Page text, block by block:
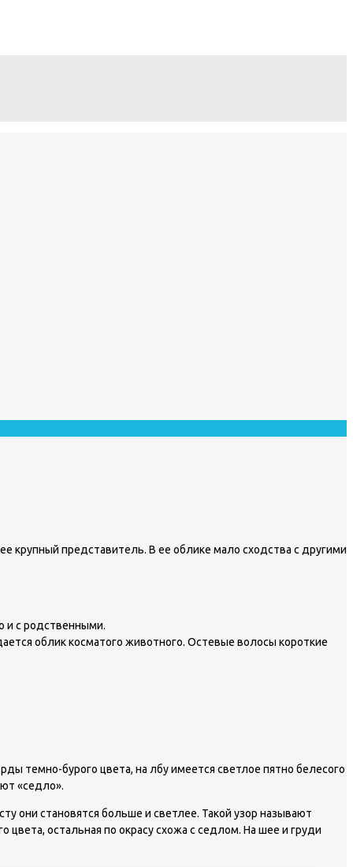
крупный представитель. В ее облике мало сходства с другими
и с родственными.
облик косматого животного. Остевые волосы короткие
темно-бурого цвета, на лбу имеется светлое пятно белесого
«седло».
они становятся больше и светлее. Такой узор называют
остальная по окрасу схожа с седлом. На шее и груди